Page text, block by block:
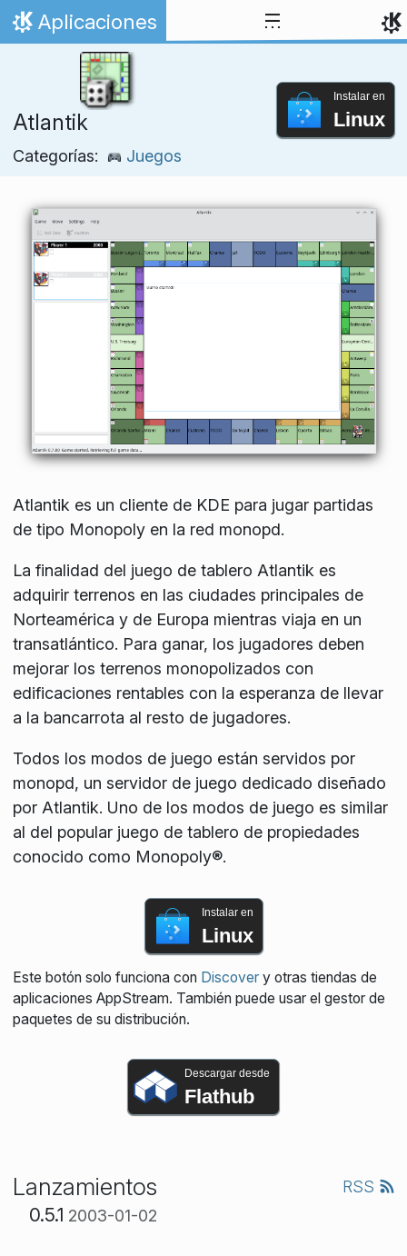
Ir al contenido
Inicio
Aplicaciones
Atlantik
Categorías: Juegos
Instalar en
Linux
Atlantik es un cliente de KDE para jugar partidas
de tipo Monopoly en la red monopd.
La finalidad del juego de tablero Atlantik es
adquirir terrenos en las ciudades principales de
Norteamérica y de Europa mientras viaja en un
transatlántico. Para ganar, los jugadores deben
mejorar los terrenos monopolizados con
edificaciones rentables con la esperanza de llevar
a la bancarrota al resto de jugadores.
Todos los modos de juego están servidos por
monopd, un servidor de juego dedicado diseñado
por Atlantik. Uno de los modos de juego es similar
al del popular juego de tablero de propiedades
conocido como Monopoly®.
Instalar en
Linux
Este botón solo funciona con Discovery otras tiendas de
aplicaciones AppStream. También puede usar el gestor de
paquetes de su distribución.
Descargar desde
Flathub
Lanzamientos RSS
0.5.1 2003-01-02